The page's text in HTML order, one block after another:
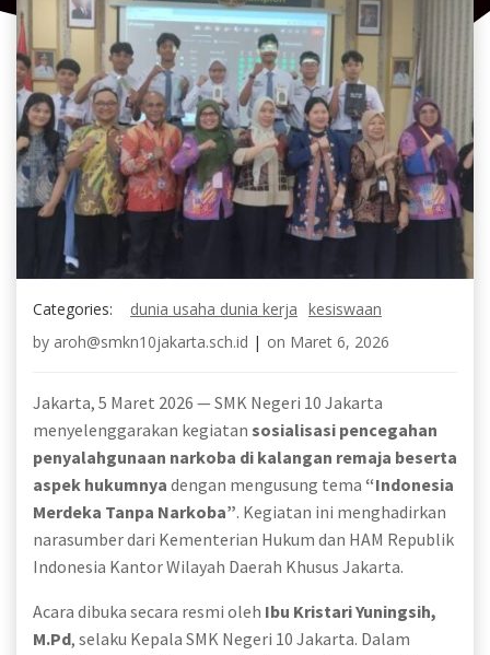
Categories: dunia usaha dunia kerja kesiswaan
by aroh@smkn10jakarta.sch.id | on Maret 6, 2026
Jakarta, 5 Maret 2026 — SMK Negeri 10 Jakarta
menyelenggarakan kegiatan sosialisasi pencegahan
penyalahgunaan narkoba di kalangan remaja beserta
aspek hukumnya dengan mengusung tema “Indonesia
Merdeka Tanpa Narkoba”. Kegiatan ini menghadirkan
narasumber dari Kementerian Hukum dan HAM Republik
Indonesia Kantor Wilayah Daerah Khusus Jakarta.
Acara dibuka secara resmi oleh Ibu Kristari Yuningsih,
M.Pd, selaku Kepala SMK Negeri 10 Jakarta. Dalam